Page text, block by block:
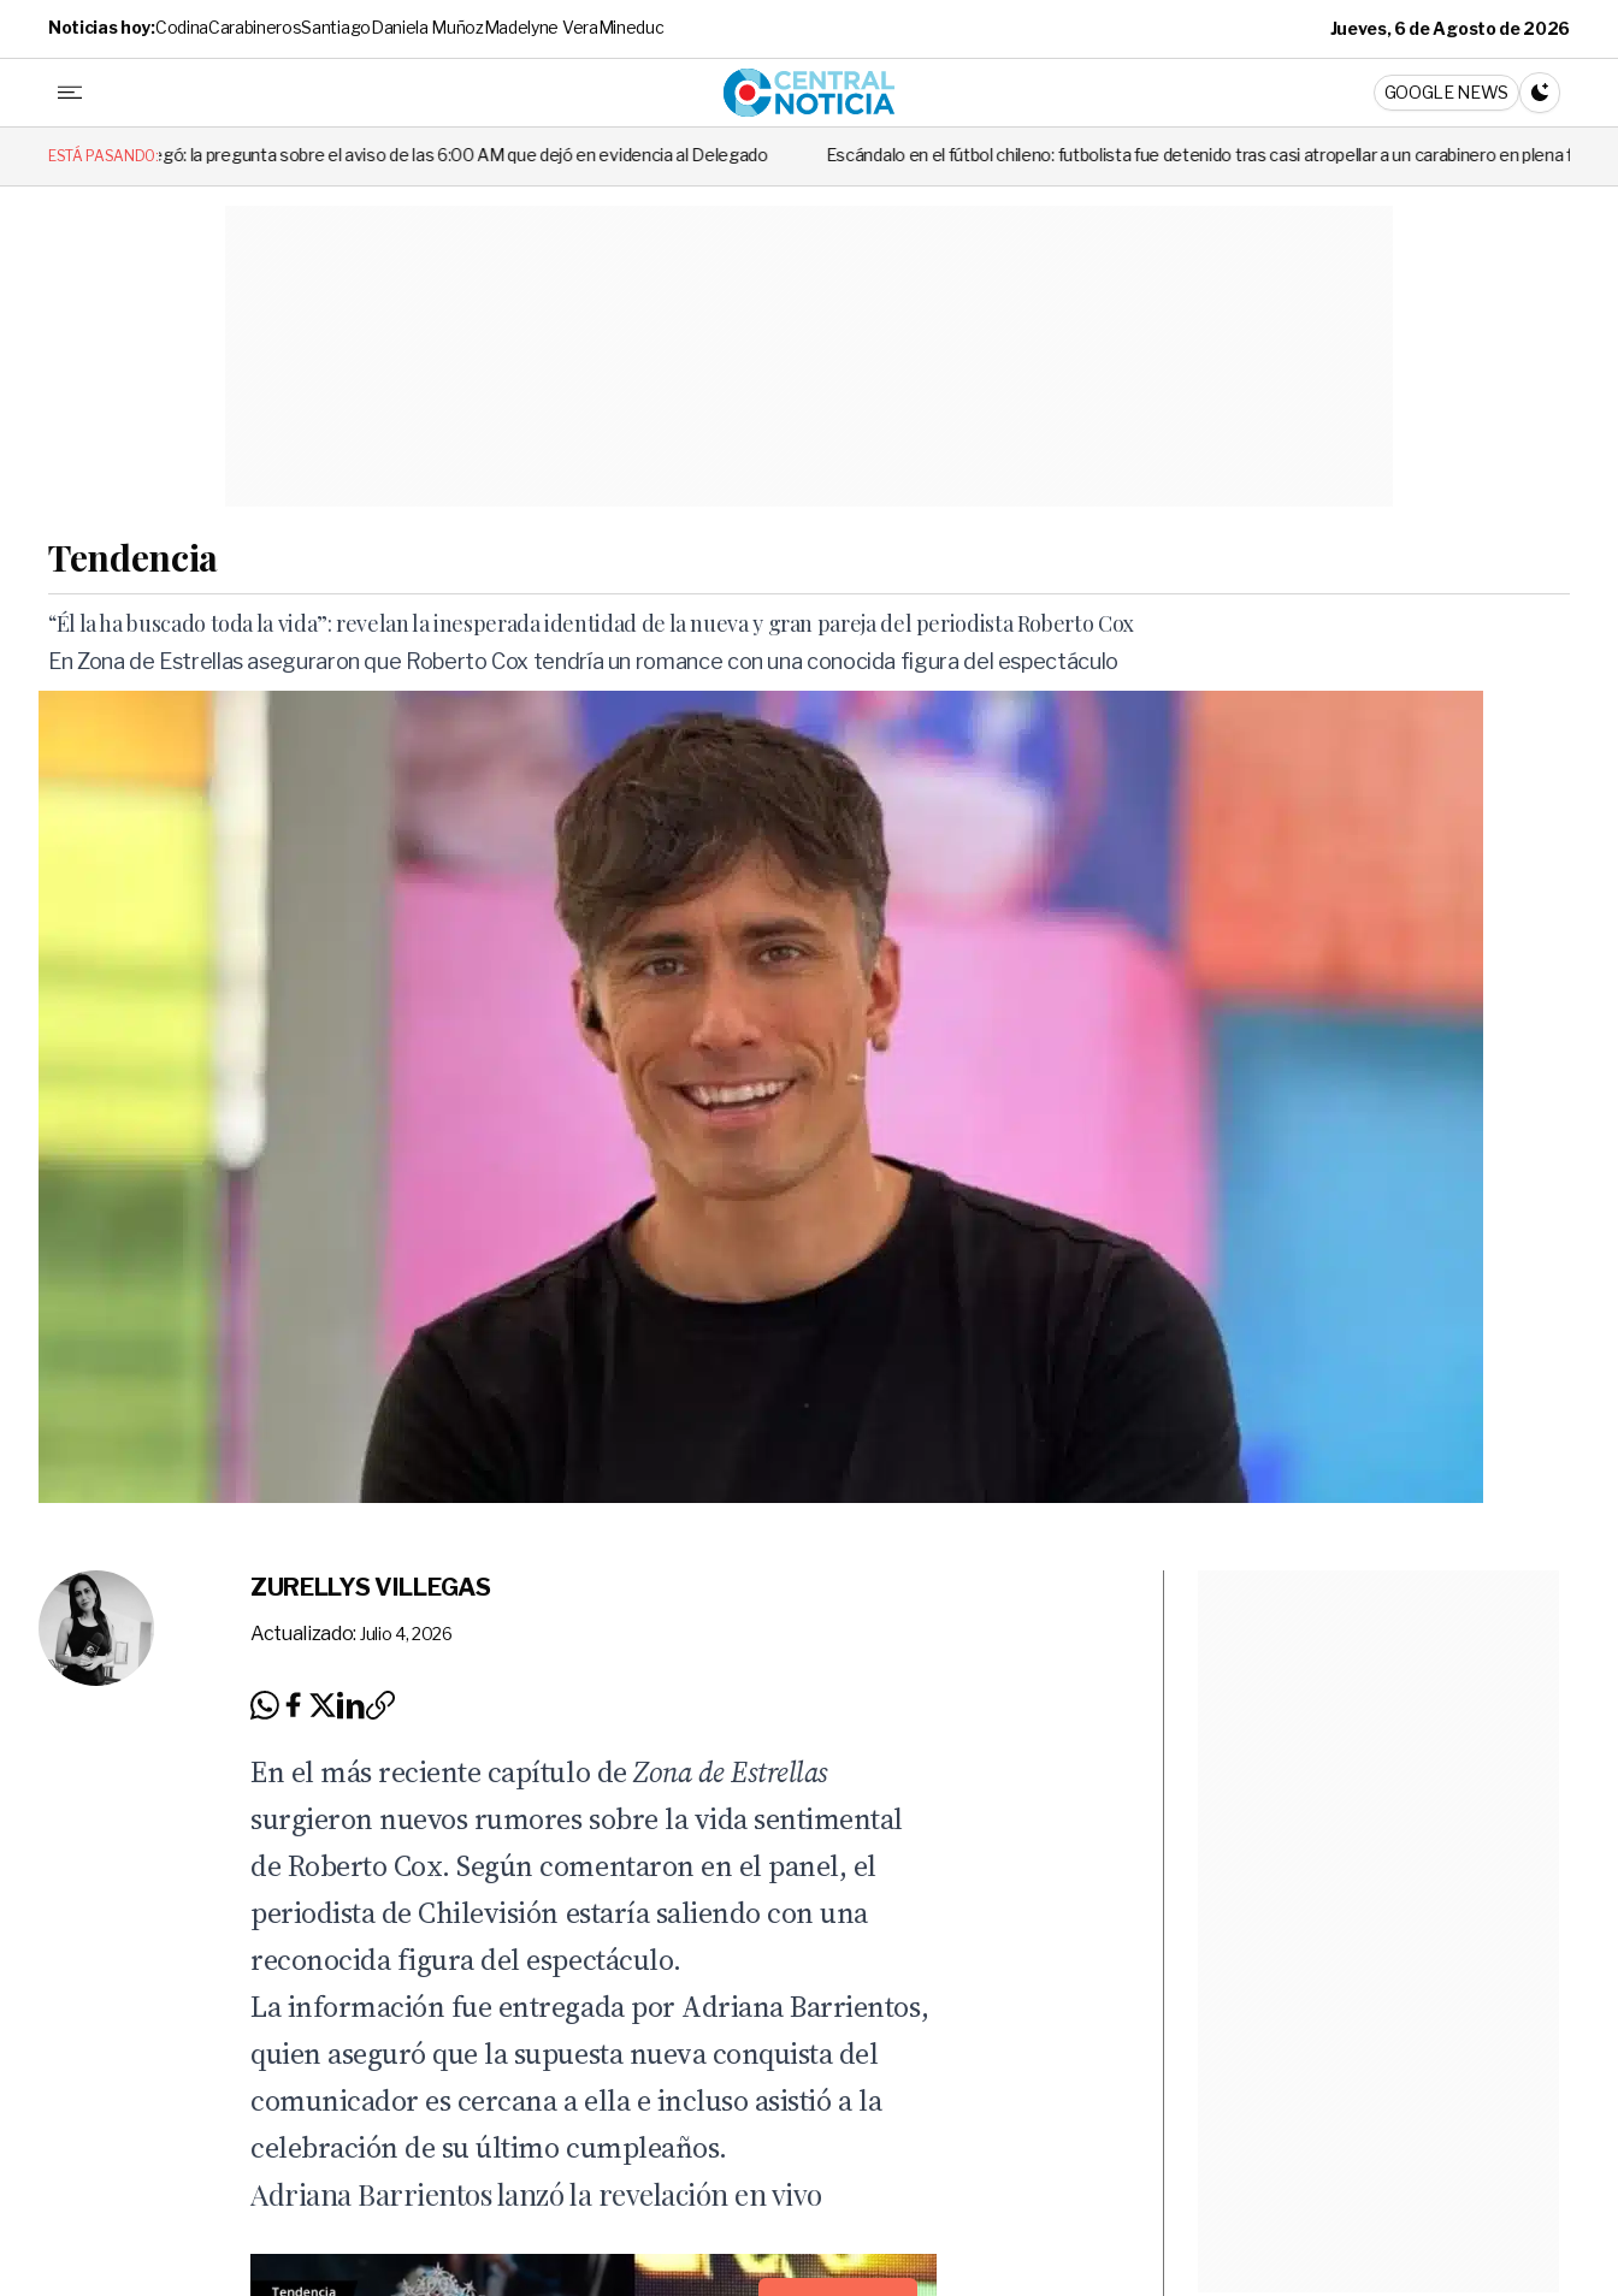
Noticias hoy:CodinaCarabinerosSantiagoDaniela MuñozMadelyne VeraMineduc Jueves, 6 de Agosto de 2026
Central Noticia
GOOGLE NEWS
CAMBIA A
ESTÁ PASANDO:
la pregunta sobre el aviso de las 6:00 AM que dejó en evidencia al Delegado Escándalo en el fútbol chileno: futbolista fue detenido tras casi atropellar a un carabinero en plena fiscalización Cortes
Tendencia
“Él la ha buscado toda la vida”: revelan la inesperada identidad de la nueva y gran pareja del periodista Roberto Cox
En Zona de Estrellas aseguraron que Roberto Cox tendría un romance con una conocida figura del espectáculo
ZURELLYS VILLEGAS
Actualizado: Julio 4, 2026
En el más reciente capítulo deZona de Estrellas
surgieron nuevos rumores sobre la vida sentimental
de Roberto Cox. Según comentaron en el panel, el
periodista de Chilevisión estaría saliendo con una
reconocida figura del espectáculo.
La información fue entregada por Adriana Barrientos,
quien aseguró que la supuesta nueva conquista del
comunicador es cercana a ella e incluso asistió a la
celebración de su último cumpleaños.
Adriana Barrientos lanzó la revelación en vivo